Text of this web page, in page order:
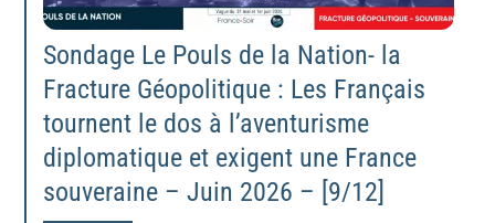
Sondage Le Pouls de la Nation- la
Fracture Géopolitique : Les Français
tournent le dos à l’aventurisme
diplomatique et exigent une France
souveraine – Juin 2026 – [9/12]